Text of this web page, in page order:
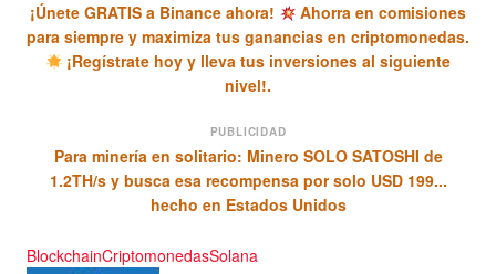
¡Únete GRATIS a Binance ahora!
Ahorra en comisiones
para siempre y maximiza tus ganancias en criptomonedas.
¡Regístrate hoy y lleva tus inversiones al siguiente
nivel!.
PUBLICIDAD
Para minería en solitario: Minero SOLO SATOSHI de
1.2TH/s y busca esa recompensa por solo USD 199...
hecho en Estados Unidos
BlockchainCriptomonedasSolana